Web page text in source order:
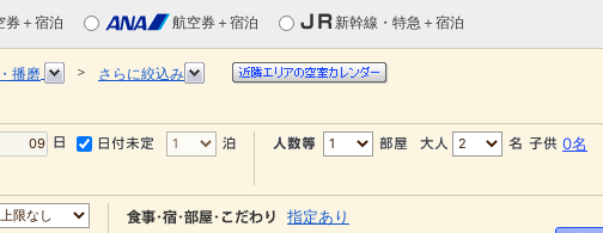
券＋宿泊 航空券＋宿泊 新幹線・特急＋宿泊
播磨 ＞ さらに絞込み
0名
指定あり